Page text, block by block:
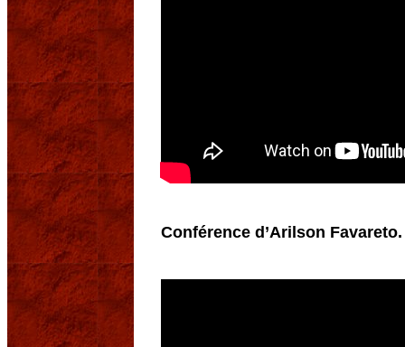
Conférence d’Arilson